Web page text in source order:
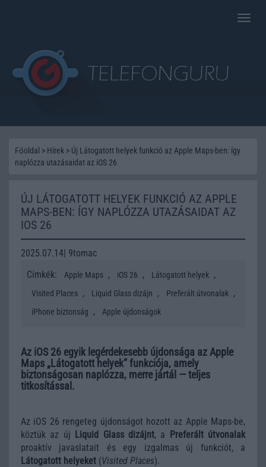
Toggle
Főoldal > Hírek > Új Látogatott helyek funkció az Apple Maps-ben: így
naplózza utazásaidat az iOS 26
ÚJ LÁTOGATOTT HELYEK FUNKCIÓ AZ APPLE
MAPS-BEN: ÍGY NAPLÓZZA UTAZÁSAIDAT AZ
IOS 26
2025.07.14| 9tomac
Címkék:
Apple Maps , iOS 26 , Látogatott helyek ,
Visited Places , Liquid Glass dizájn , Preferált útvonalak ,
iPhone biztonság , Apple újdonságok
Az iOS 26 egyik legérdekesebb újdonsága az Apple
Maps „Látogatott helyek” funkciója, amely
biztonságosan naplózza, merre jártál — teljes
titkosítással.
Az iOS 26 rengeteg újdonságot hozott az Apple Maps-be,
köztük az új Liquid Glass dizájnt, a
Preferált útvonalak
proaktív javaslatait és egy izgalmas új funkciót, a
Látogatott helyeket (Visited Places).